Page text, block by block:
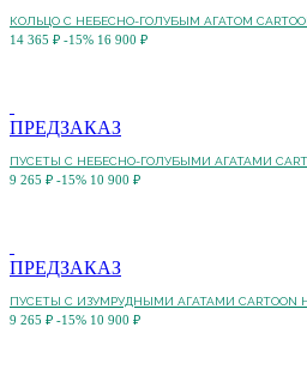
КОЛЬЦО C НЕБЕСНО-ГОЛУБЫМ АГАТОМ
14 365 ₽ -15% 16 900 ₽
ПРЕДЗАКАЗ
ПУСЕТЫ C НЕБЕСНО-ГОЛУБЫМИ АГАТАМИ
9 265 ₽ -15% 10 900 ₽
ПРЕДЗАКАЗ
ПУСЕТЫ C ИЗУМРУДНЫМИ АГАТАМИ CARTOON
9 265 ₽ -15% 10 900 ₽